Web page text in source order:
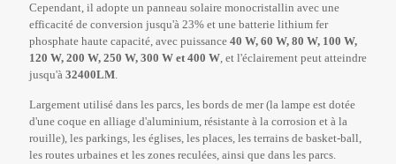
Cependant, il adopte un panneau solaire monocristallin avec une
efficacité de conversion jusqu'à 23% et une batterie lithium fer
phosphate haute capacité, avec puissance 40 W, 60 W, 80 W, 100 W,
120 W, 200 W, 250 W, 300 W et 400 W, et l'éclairement peut atteindre
jusqu'à 32400LM.
Largement utilisé dans les parcs, les bords de mer (la lampe est dotée
d'une coque en alliage d'aluminium, résistante à la corrosion et à la
rouille), les parkings, les églises, les places, les terrains de basket-ball,
les routes urbaines et les zones reculées, ainsi que dans les parcs.